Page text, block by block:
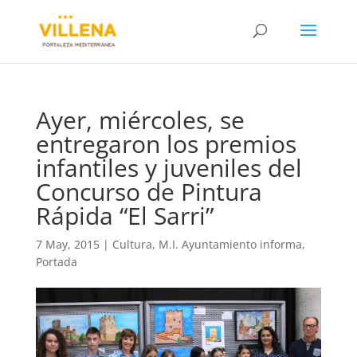
Ayer, miércoles, se
entregaron los premios
infantiles y juveniles del
Concurso de Pintura
Rápida “El Sarri”
7 May, 2015| Cultura, M.I. Ayuntamiento informa,
Portada